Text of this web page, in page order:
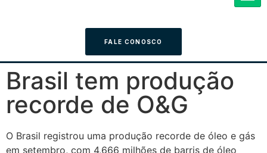
FALE CONOSCO
Brasil tem produção
recorde de O&G
O Brasil registrou uma produção recorde de óleo e gás
em setembro, com 4,666 milhões de barris de óleo